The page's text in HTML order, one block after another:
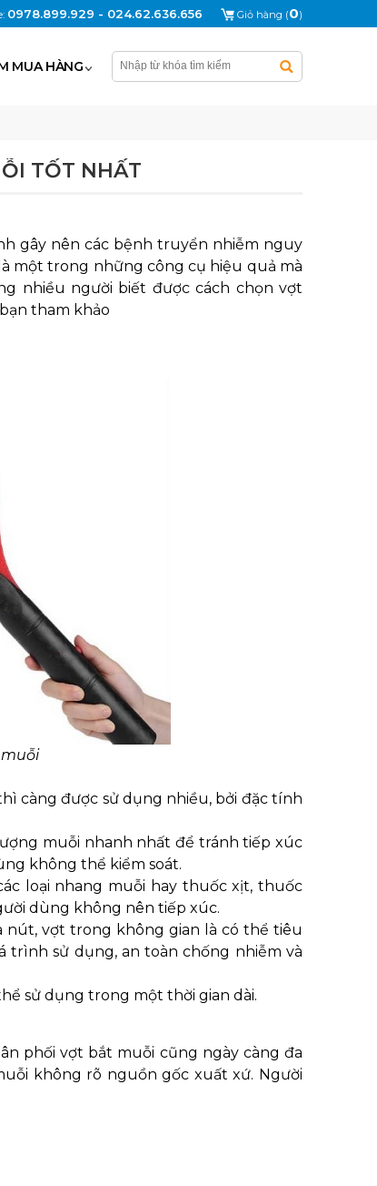
MUA HÀNG
TỐT NHẤT
gây nên các bệnh truyển nhiễm nguy
một trong những công cụ hiệu quả mà
nhiều người biết được cách chọn vợt
tham khảo
càng được sử dụng nhiều, bởi đặc tính
muỗi nhanh nhất để tránh tiếp xúc
không thể kiểm soát.
loại nhang muỗi hay thuốc xịt, thuốc
dùng không nên tiếp xúc.
nút, vợt trong không gian là có thể tiêu
sử dụng, an toàn chống nhiễm và
sử dụng trong một thời gian dài.
phối vợt bắt muỗi cũng ngày càng đa
không rõ nguồn gốc xuất xứ. Người
Giỏ hàng (0)
0978.899.929 - 024.62.636.656